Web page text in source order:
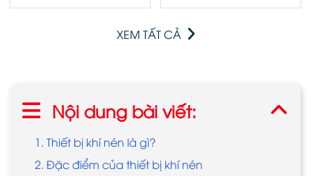
XEM TẤT CẢ
Nội dung bài viết:
1. Thiết bị khí nén là gì?
2. Đặc điểm của thiết bị khí nén